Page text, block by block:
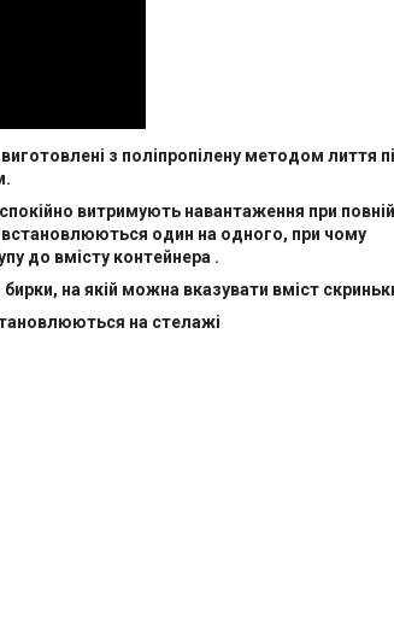
з поліпропілену методом лиття
витримують навантаження при повній
один на одного, при чому
до вмісту контейнера .
на якій можна вказувати вміст
на стелажі